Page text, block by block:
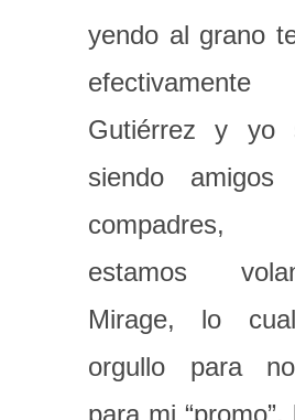
yendo al grano
Gutiérrez y yo
siendo
compadres,
estamos
Mirage, lo
orgullo para
para mi